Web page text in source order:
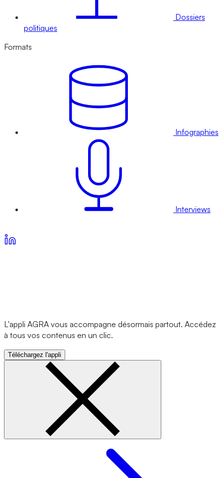
Dossiers
politiques
Formats
Infographies
Interviews
L'appli AGRA vous accompagne désormais partout. Accédez
à tous vos contenus en un clic.
Téléchargez l'appli